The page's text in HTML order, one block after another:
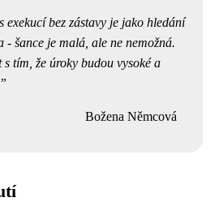
exekucí bez zástavy je jako hledání
- šance je malá, ale ne nemožná.
tím, že úroky budou vysoké a
Božena Němcová